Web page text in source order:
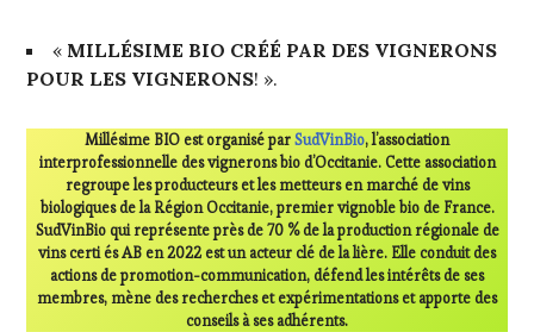
« MILLÉSIME BIO CRÉÉ PAR DES VIGNERONS
POUR LES VIGNERONS! ».
Millésime BIO est organisé parSudVinBio, l’association
interprofessionnelle des vignerons bio d’Occitanie. Cette association
regroupe les producteurs et les metteurs en marché de vins
biologiques de la Région Occitanie, premier vignoble bio de France.
SudVinBio qui représente près de 70 % de la production régionale de
vins certi és AB en 2022 est un acteur clé de la lière. Elle conduit des
actions de promotion-communication, défend les intérêts de ses
membres, mène des recherches et expérimentations et apporte des
conseils à ses adhérents.